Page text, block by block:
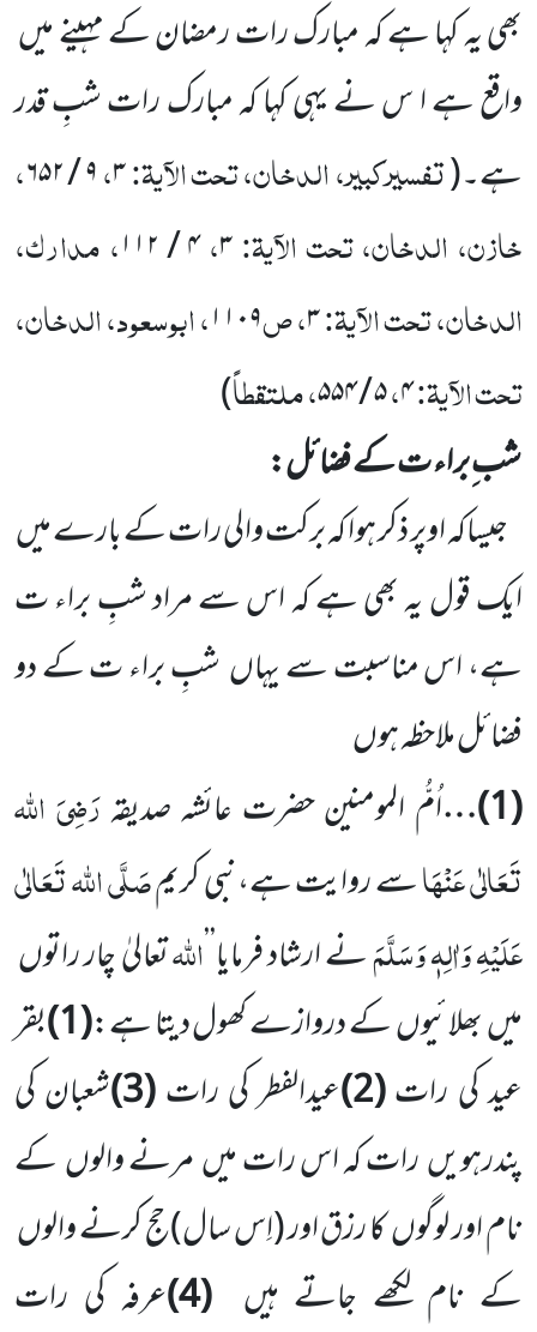
بھی یہ کہا ہے کہ مبارک رات رمضان کے مہینے میں
واقع ہے ا س نے یہی کہا کہ مبارک رات شبِ قدر
ہے۔(تفسیرکبیر، الدخان، تحت الآیۃ:۳،۹/۶۵۲،
خازن، الدخان، تحت الآیۃ:۳،۴/۱۱۲، مدارک،
الدخان، تحت الآیۃ:۳، ص۱۱۰۹، ابوسعود، الدخان،
تحت الآیۃ:۴،۵/۵۵۴، ملتقطاً)
شب ِبراء ت کے فضائل:
جیساکہ اوپر ذکر ہوا کہ برکت والی رات کے بارے میں
ایک قول یہ بھی ہے کہ اس سے مراد شبِ براء ت
ہے، اس مناسبت سے یہاںشبِ براء ت کے دو
فضائل ملاحظہ ہوں
(
1
)…اُمُّالمومنین حضرت عائشہ صدیقہرَضِیَ اللہ
تَعَالٰی عَنْہَاسے روایت ہے،نبی کریمصَلَّی اللہ تَعَالٰی
عَلَیْہِ وَاٰلِہٖ وَسَلَّمَنےارشاد فرمایا’’اللہتعالیٰ چار راتوں
میںبھلائیوںکے دروازے کھول دیتا ہے:
(
1
)بقر
عید کی رات(
2
)عیدالفطر کیرات(
3
)شعبان کی
پندرہویںرات کہ اس رات میںمرنے والوںکے
نام اور لوگوںکا رزق اور(اِس سال)حج کرنے والوں
کے نام لکھے جاتے ہیں (
4
)عرفہ کی رات